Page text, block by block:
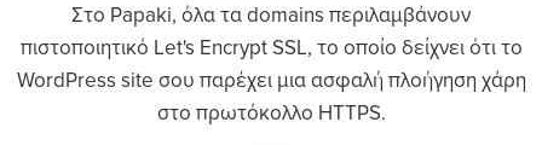
Στο Papaki, όλα τα domains περιλαμβάνουν
πιστοποιητικό Let's Encrypt SSL, το οποίο δείχνει ότι το
WordPress site σου παρέχει μια ασφαλή πλοήγηση χάρη
στο πρωτόκολλο HTTPS.